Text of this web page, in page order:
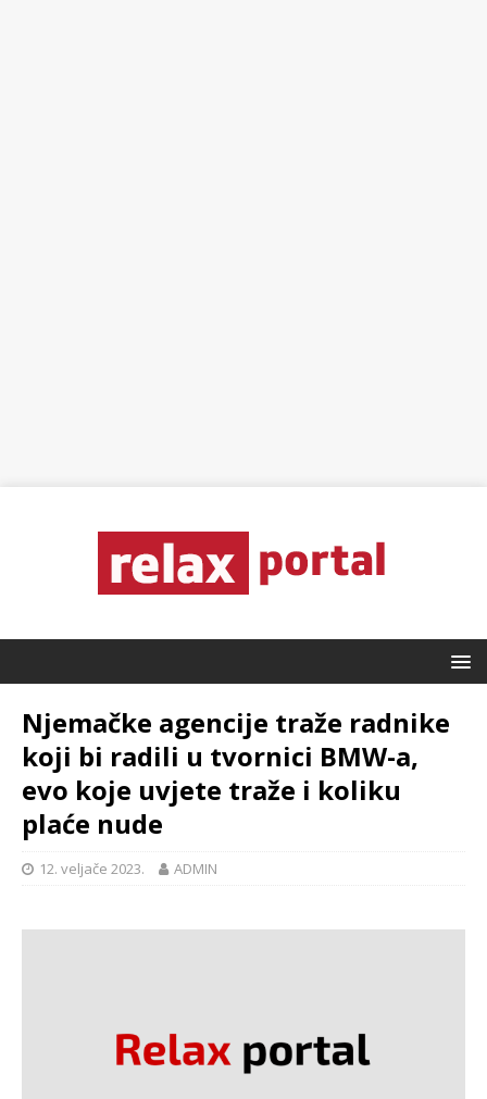
Njemačke agencije traže radnike
koji bi radili u tvornici BMW-a,
evo koje uvjete traže i koliku
plaće nude
12. veljače 2023. ADMIN